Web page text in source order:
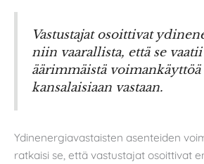
Vastustajat osoittivat
niin vaarallista, että se
äärimmäistä
kansalaisiaan vastaan.
Ydinenergiavastaisten asenteiden
ratkaisi se, että vastustajat osoittivat